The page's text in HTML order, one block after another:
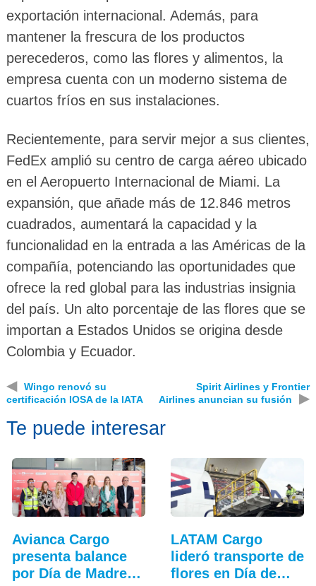
exportación internacional. Además, para
mantener la frescura de los productos
perecederos, como las flores y alimentos, la
empresa cuenta con un moderno sistema de
cuartos fríos en sus instalaciones.
Recientemente, para servir mejor a sus clientes,
FedEx amplió su centro de carga aéreo ubicado
en el Aeropuerto Internacional de Miami. La
expansión, que añade más de 12.846 metros
cuadrados, aumentará la capacidad y la
funcionalidad en la entrada a las Américas de la
compañía, potenciando las oportunidades que
ofrece la red global para las industrias insignia
del país. Un alto porcentaje de las flores que se
importan a Estados Unidos se origina desde
Colombia y Ecuador.
◀
Wingo renovó su
certificación IOSA de la IATA
Spirit Airlines y Frontier
Airlines anuncian su fusión
▶
Te puede interesar
Avianca Cargo
presenta balance
por Día de Madres
LATAM Cargo
lideró transporte de
flores en Día de…